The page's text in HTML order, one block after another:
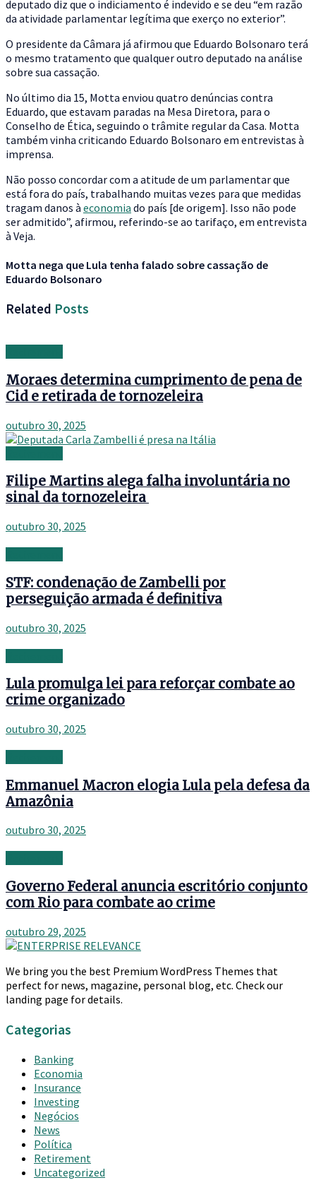
deputado diz que o indiciamento é indevido e se deu “em razão
da atividade parlamentar legítima que exerço no exterior”.
O presidente da Câmara já afirmou que Eduardo Bolsonaro terá
o mesmo tratamento que qualquer outro deputado na análise
sobre sua cassação.
No último dia 15, Motta enviou quatro denúncias contra
Eduardo, que estavam paradas na Mesa Diretora, para o
Conselho de Ética, seguindo o trâmite regular da Casa. Motta
também vinha criticando Eduardo Bolsonaro em entrevistas à
imprensa.
Não posso concordar com a atitude de um parlamentar que
está fora do país, trabalhando muitas vezes para que medidas
tragam danos à economia do país [de origem]. Isso não pode
ser admitido”, afirmou, referindo-se ao tarifaço, em entrevista
à Veja.
Motta nega que Lula tenha falado sobre cassação de
Eduardo Bolsonaro
Related Posts
Moraes determina cumprimento de pena de
Cid e retirada de tornozeleira
outubro 30, 2025
Filipe Martins alega falha involuntária no
sinal da tornozeleira
outubro 30, 2025
STF: condenação de Zambelli por
perseguição armada é definitiva
outubro 30, 2025
Lula promulga lei para reforçar combate ao
crime organizado
outubro 30, 2025
Emmanuel Macron elogia Lula pela defesa da
Amazônia
outubro 30, 2025
Governo Federal anuncia escritório conjunto
com Rio para combate ao crime
outubro 29, 2025
We bring you the best Premium WordPress Themes that
perfect for news, magazine, personal blog, etc. Check our
landing page for details.
Categorias
Banking
Economia
Insurance
Investing
Negócios
News
Política
Retirement
Uncategorized